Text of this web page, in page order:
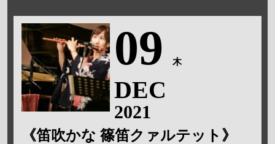
09 木
DEC
2021
《笛吹かな 篠笛クァルテット》